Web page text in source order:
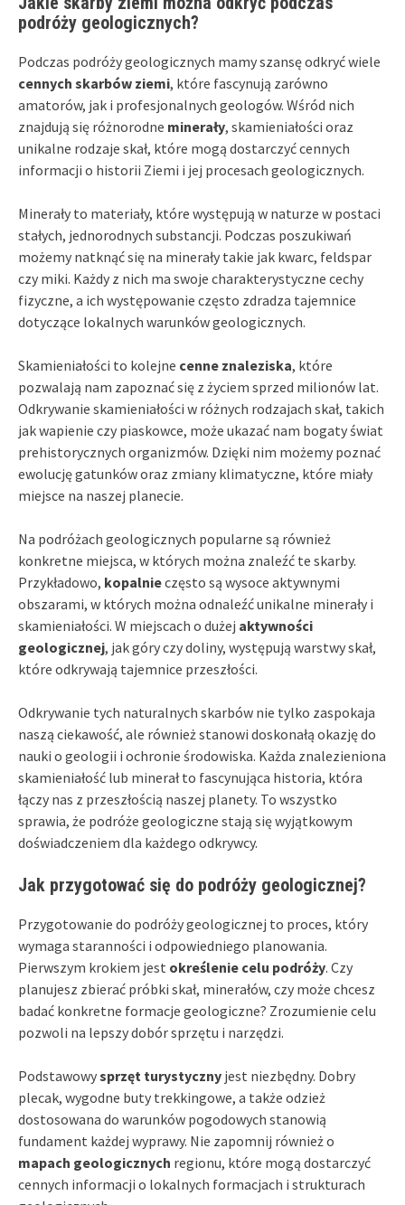
podróży geologicznych?
Podczas podróży geologicznych mamy szansę odkryć wiele
cennych skarbów ziemi, które fascynują zarówno
amatorów, jak i profesjonalnych geologów. Wśród nich
znajdują się różnorodne minerały, skamieniałości oraz
unikalne rodzaje skał, które mogą dostarczyć cennych
informacji o historii Ziemi i jej procesach geologicznych.
Minerały to materiały, które występują w naturze w postaci
stałych, jednorodnych substancji. Podczas poszukiwań
możemy natknąć się na minerały takie jak kwarc, feldspar
czy miki. Każdy z nich ma swoje charakterystyczne cechy
fizyczne, a ich występowanie często zdradza tajemnice
dotyczące lokalnych warunków geologicznych.
Skamieniałości to kolejne cenne znaleziska, które
pozwalają nam zapoznać się z życiem sprzed milionów lat.
Odkrywanie skamieniałości w różnych rodzajach skał, takich
jak wapienie czy piaskowce, może ukazać nam bogaty świat
prehistorycznych organizmów. Dzięki nim możemy poznać
ewolucję gatunków oraz zmiany klimatyczne, które miały
miejsce na naszej planecie.
Na podróżach geologicznych popularne są również
konkretne miejsca, w których można znaleźć te skarby.
Przykładowo, kopalnieczęsto są wysoce aktywnymi
obszarami, w których można odnaleźć unikalne minerały i
skamieniałości. W miejscach o dużej aktywności
geologicznej, jak góry czy doliny, występują warstwy skał,
które odkrywają tajemnice przeszłości.
Odkrywanie tych naturalnych skarbów nie tylko zaspokaja
naszą ciekawość, ale również stanowi doskonałą okazję do
nauki o geologii i ochronie środowiska. Każda znalezieniona
skamieniałość lub minerał to fascynująca historia, która
łączy nas z przeszłością naszej planety. To wszystko
sprawia, że podróże geologiczne stają się wyjątkowym
doświadczeniem dla każdego odkrywcy.
Jak przygotować się do podróży geologicznej?
Przygotowanie do podróży geologicznej to proces, który
wymaga staranności i odpowiedniego planowania.
Pierwszym krokiem jest określenie celu podróży. Czy
planujesz zbierać próbki skał, minerałów, czy może chcesz
badać konkretne formacje geologiczne? Zrozumienie celu
pozwoli na lepszy dobór sprzętu i narzędzi.
Podstawowysprzęt turystyczny jest niezbędny. Dobry
plecak, wygodne buty trekkingowe, a także odzież
dostosowana do warunków pogodowych stanowią
fundament każdej wyprawy. Nie zapomnij również o
mapach geologicznych regionu, które mogą dostarczyć
cennych informacji o lokalnych formacjach i strukturach